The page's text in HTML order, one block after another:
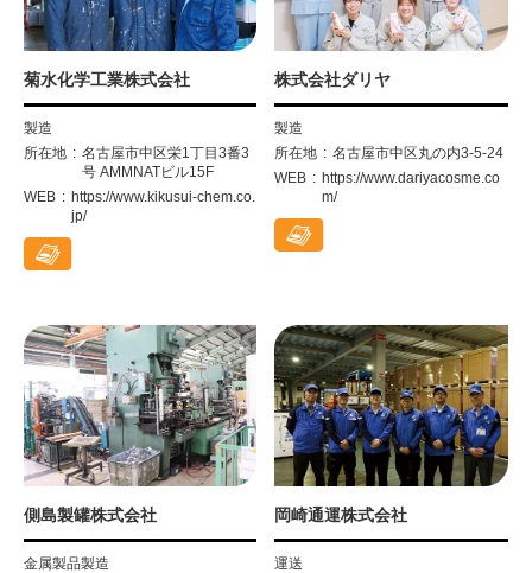
菊水化学工業株式会社
製造
所在地
名古屋市中区栄1丁目3番3
号 AMMNATビル15F
WEB
https://www.kikusui-chem.co.
jp/
株式会社ダリヤ
製造
所在地
名古屋市中区丸の内3-5-24
WEB
https://www.dariyacosme.co
m/
側島製罐株式会社
金属製品製造
岡崎通運株式会社
運送